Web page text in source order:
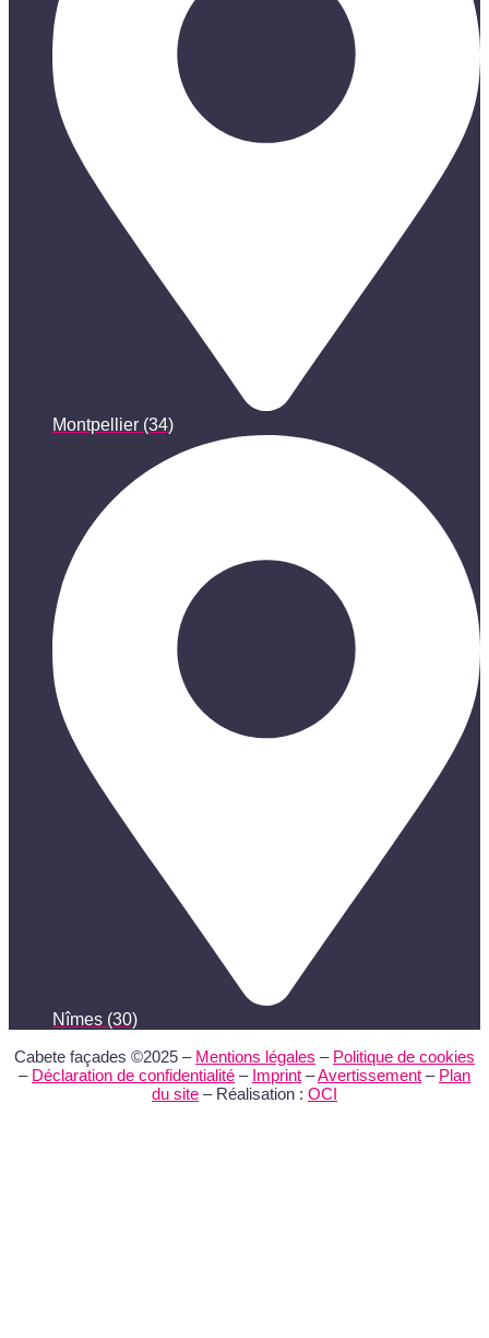
Montpellier (34)
Nîmes (30)
Cabete façades ©2025 – Mentions légales – Politique de cookies
– Déclaration de confidentialité – Imprint –Avertissement – Plan
du site – Réalisation : OCI